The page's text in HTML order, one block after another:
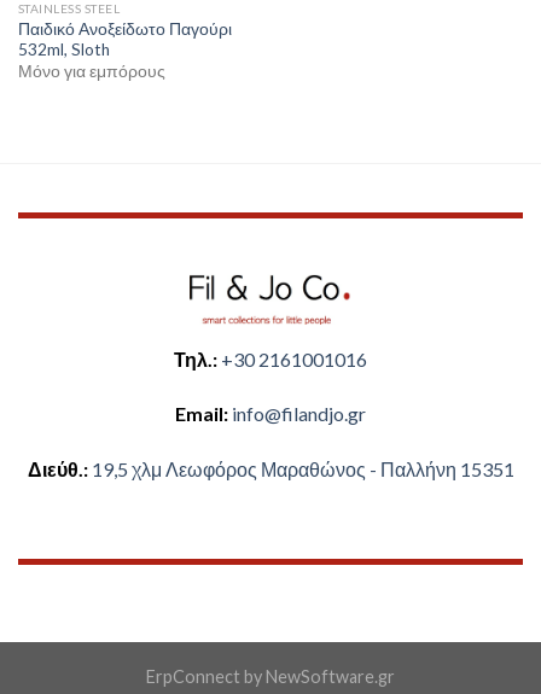
STAINLESS STEEL
Παιδικό Ανοξείδωτο Παγούρι
532ml, Sloth
Μόνο για εμπόρους
Τηλ.: +30 2161001016
Email: ​info@filandjo.gr
Διεύθ.: ​​19,5 χλμ Λεωφόρος Μαραθώνος - ​​Παλλήνη 15351
ErpConnect by NewSoftware.gr